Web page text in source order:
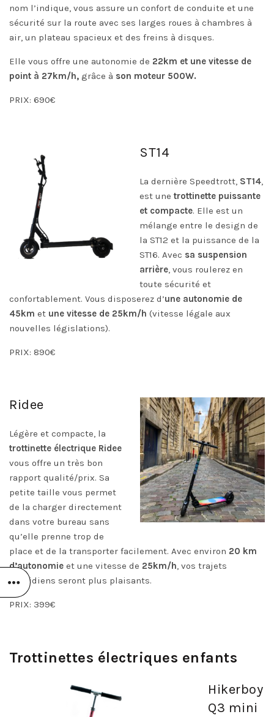
nom l’indique, vous assure un confort de conduite et une
sécurité sur la route avec ses larges roues à chambres à
air, un plateau spacieux et des freins à disques.
Elle vous offre une autonomie de 22km et une vitesse de
point à 27km/h, grâce à son moteur 500W.
PRIX: 690€
ST14
La dernière Speedtrott, ST14,
est une trottinette puissante
et compacte. Elle est un
mélange entre le design de
la ST12 et la puissance de la
ST16. Avec sa suspension
arrière, vous roulerez en
toute sécurité et
confortablement. Vous disposerez d’une autonomie de
45km et une vitesse de 25km/h (vitesse légale aux
nouvelles législations).
PRIX: 890€
Ridee
Légère et compacte, la
trottinette électrique Ridee
vous offre un très bon
rapport qualité/prix. Sa
petite taille vous permet
de la charger directement
dans votre bureau sans
qu’elle prenne trop de
place et de la transporter facilement. Avec environ 20 km
d’autonomie et une vitesse de 25km/h, vos trajets
quotidiens seront plus plaisants.
PRIX: 399€
Trottinettes électriques enfants
Hikerboy
Q3 mini